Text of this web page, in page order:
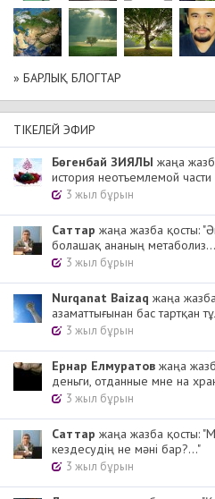
» БАРЛЫҚ БЛОГТАР
ТІКЕЛЕЙ ЭФИР
Бөгенбай ЗИЯЛЫ жаңа
история неотъемлемой
3 жыл бұрын
Cаттар жаңа жазба қосты:
болашақ ананың
3 жыл бұрын
Nurqanat Baizaq жаңа
азаматтығынан бас тартқан
3 жыл бұрын
Ернар Елмуратов жаңа
деньги, отданные мне на
3 жыл бұрын
Cаттар жаңа жазба қосты:
кездесудің не мәні бар?..."
3 жыл бұрын